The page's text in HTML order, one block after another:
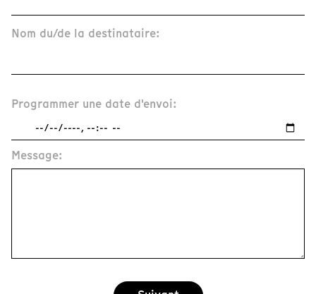
Nom du/de la destinataire:
Programmer une date d'envoi:
Message: